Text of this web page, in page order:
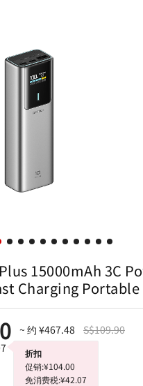
15000mAh 3C
Charging
~ 约 ¥467.48 S$109.90
折扣
促销:¥104.00
免消费税:¥42.07